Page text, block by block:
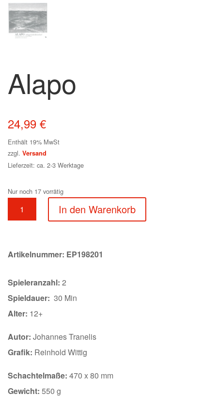
Alapo
24,99 €
Enthält 19% MwSt
zzgl. Versand
Lieferzeit: ca. 2-3 Werktage
Nur noch 17 vorrätig
Menge
In den Warenkorb
Artikelnummer: EP198201
Spieleranzahl: 2
Spieldauer: 30 Min
Alter: 12+
Autor: Johannes Tranelis
Grafik: Reinhold Wittig
Schachtelmaße: 470 x 80 mm
Gewicht: 550 g